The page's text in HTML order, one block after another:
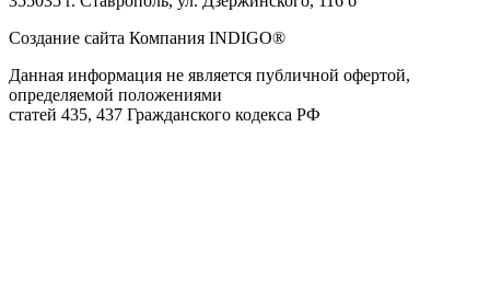
Создание сайта Компания INDIGO®
Данная информация не является публичной офертой,
определяемой положениями
статей 435, 437 Гражданского кодекса РФ